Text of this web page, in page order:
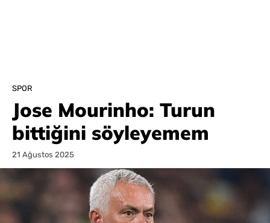
SPOR
Jose Mourinho: Turun
bittiğini söyleyemem
21 Ağustos 2025